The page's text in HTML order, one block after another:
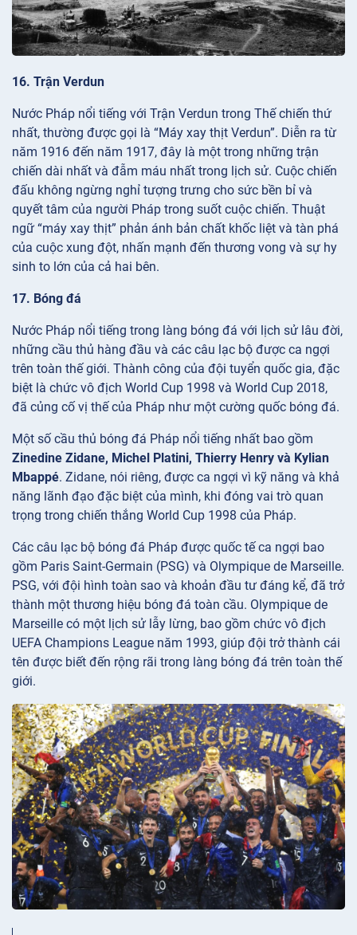
16. Trận Verdun
Nước Pháp nổi tiếng với Trận Verdun trong Thế chiến thứ
nhất, thường được gọi là “Máy xay thịt Verdun”. Diễn ra từ
năm 1916 đến năm 1917, đây là một trong những trận
chiến dài nhất và đẫm máu nhất trong lịch sử. Cuộc chiến
đấu không ngừng nghỉ tượng trưng cho sức bền bỉ và
quyết tâm của người Pháp trong suốt cuộc chiến. Thuật
ngữ “máy xay thịt” phản ánh bản chất khốc liệt và tàn phá
của cuộc xung đột, nhấn mạnh đến thương vong và sự hy
sinh to lớn của cả hai bên.
17. Bóng đá
Nước Pháp nổi tiếng trong làng bóng đá với lịch sử lâu đời,
những cầu thủ hàng đầu và các câu lạc bộ được ca ngợi
trên toàn thế giới. Thành công của đội tuyển quốc gia, đặc
biệt là chức vô địch World Cup 1998 và World Cup 2018,
đã củng cố vị thế của Pháp như một cường quốc bóng đá.
Một số cầu thủ bóng đá Pháp nổi tiếng nhất bao gồm
Zinedine Zidane, Michel Platini, Thierry Henry và Kylian
Mbappé. Zidane, nói riêng, được ca ngợi vì kỹ năng và khả
năng lãnh đạo đặc biệt của mình, khi đóng vai trò quan
trọng trong chiến thắng World Cup 1998 của Pháp.
Các câu lạc bộ bóng đá Pháp được quốc tế ca ngợi bao
gồm Paris Saint-Germain (PSG) và Olympique de Marseille.
PSG, với đội hình toàn sao và khoản đầu tư đáng kể, đã trở
thành một thương hiệu bóng đá toàn cầu. Olympique de
Marseille có một lịch sử lẫy lừng, bao gồm chức vô địch
UEFA Champions League năm 1993, giúp đội trở thành cái
tên được biết đến rộng rãi trong làng bóng đá trên toàn thế
giới.